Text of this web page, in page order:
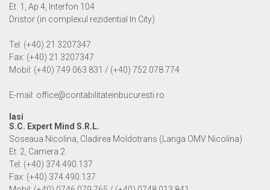
Et. 1, Ap 4, Interfon 104
Dristor (in complexul rezidential In City)
Tel: (+40) 21 3207347
Fax: (+40) 21 3207347
Mobil: (+40) 749 063 831 / (+40) 752 078 774
E-mail: office@contabilitateinbucuresti.ro
Iasi
S.C. Expert Mind S.R.L.
Soseaua Nicolina, Cladirea Moldotrans (Langa OMV Nicolina)
Et. 2, Camera 2
Tel: (+40) 374.490.137
Fax: (+40) 374.490.137